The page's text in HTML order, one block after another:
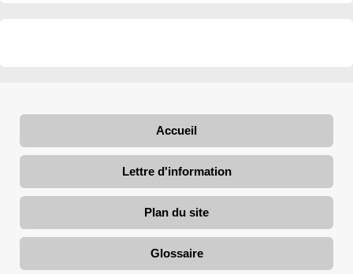
Accueil
Lettre d'information
Plan du site
Glossaire